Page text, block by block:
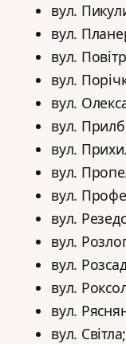
вул.
вул.
вул.
вул.
вул.
вул.
вул.
вул.
вул.
вул.
вул.
вул.
вул.
вул.
вул. Світла;